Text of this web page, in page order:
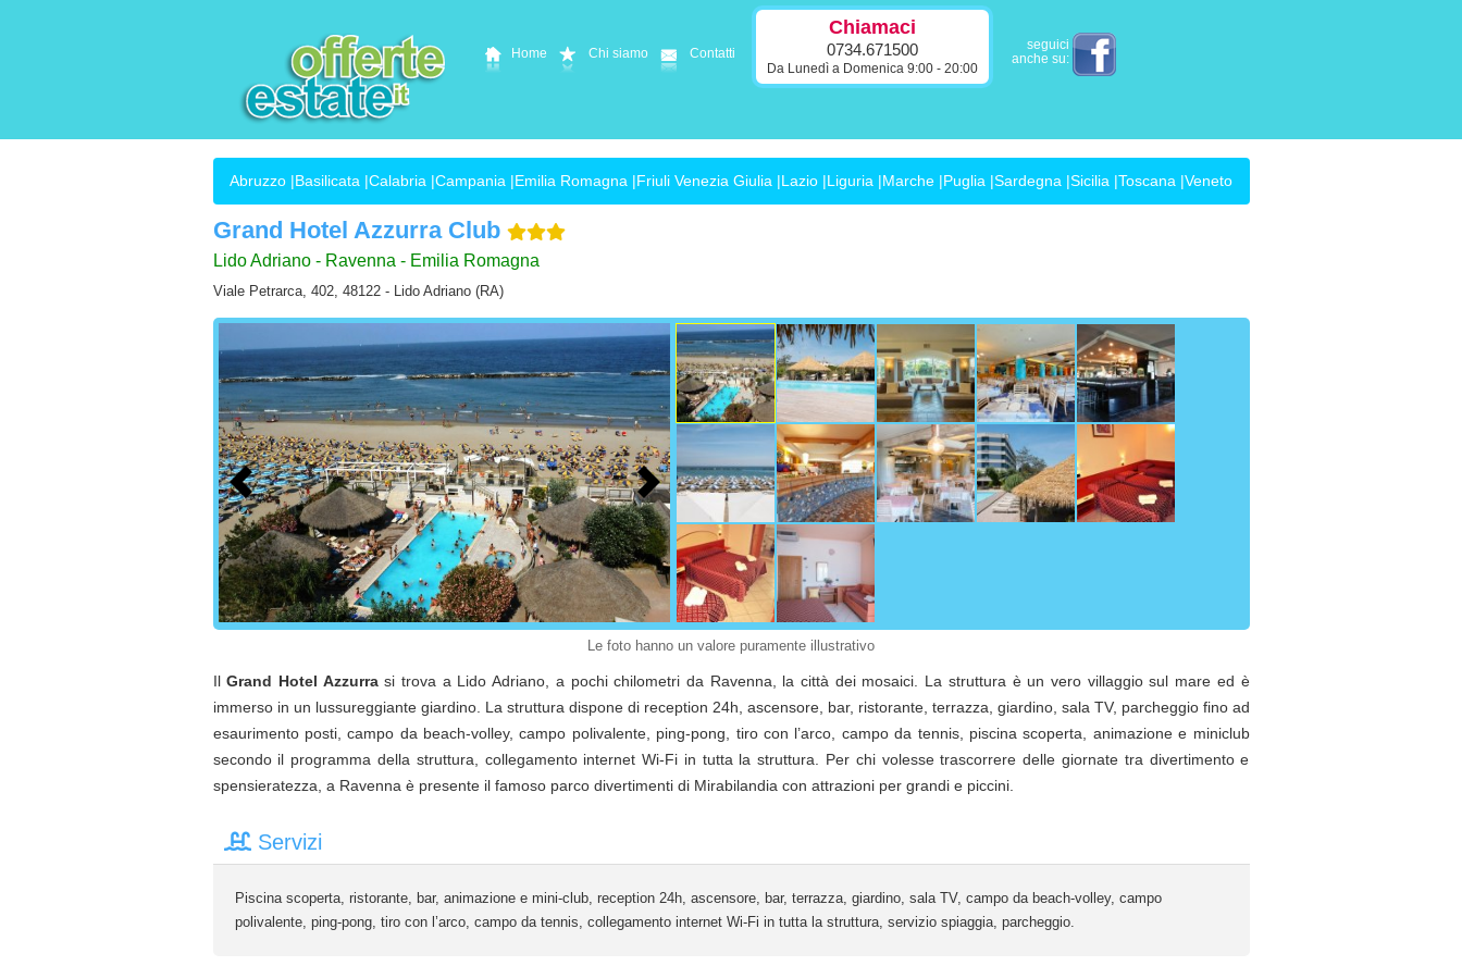
Home Chi siamo Contatti
Chiamaci
0734.671500
Da Lunedì a Domenica 9:00 - 20:00
seguici
anche su:
Abruzzo |Basilicata |Calabria |Campania |Emilia Romagna |Friuli Venezia Giulia |Lazio |Liguria |Marche |Puglia |Sardegna |Sicilia |Toscana |Veneto
Grand Hotel Azzurra Club
Lido Adriano - Ravenna - Emilia Romagna
Viale Petrarca, 402, 48122 - Lido Adriano (RA)
Le foto hanno un valore puramente illustrativo
IlGrand Hotel Azzurrasi trova a Lido Adriano, a pochi chilometri da Ravenna, la città dei mosaici. La struttura è un vero villaggio sul mare ed è
immerso in un lussureggiante giardino. La struttura dispone di reception 24h, ascensore, bar, ristorante, terrazza, giardino, sala TV, parcheggio fino ad
esaurimento posti, campo da beach-volley, campo polivalente, ping-pong, tiro con l’arco, campo da tennis, piscina scoperta, animazione e miniclub
secondo il programma della struttura, collegamento internet Wi-Fi in tutta la struttura. Per chi volesse trascorrere delle giornate tra divertimento e
spensieratezza, a Ravenna è presente il famoso parco divertimenti di Mirabilandia con attrazioni per grandi e piccini.
Servizi
Piscina scoperta, ristorante, bar, animazione e mini-club, reception 24h, ascensore, bar, terrazza, giardino, sala TV, campo da beach-volley, campo
polivalente, ping-pong, tiro con l’arco, campo da tennis, collegamento internet Wi-Fi in tutta la struttura, servizio spiaggia, parcheggio.